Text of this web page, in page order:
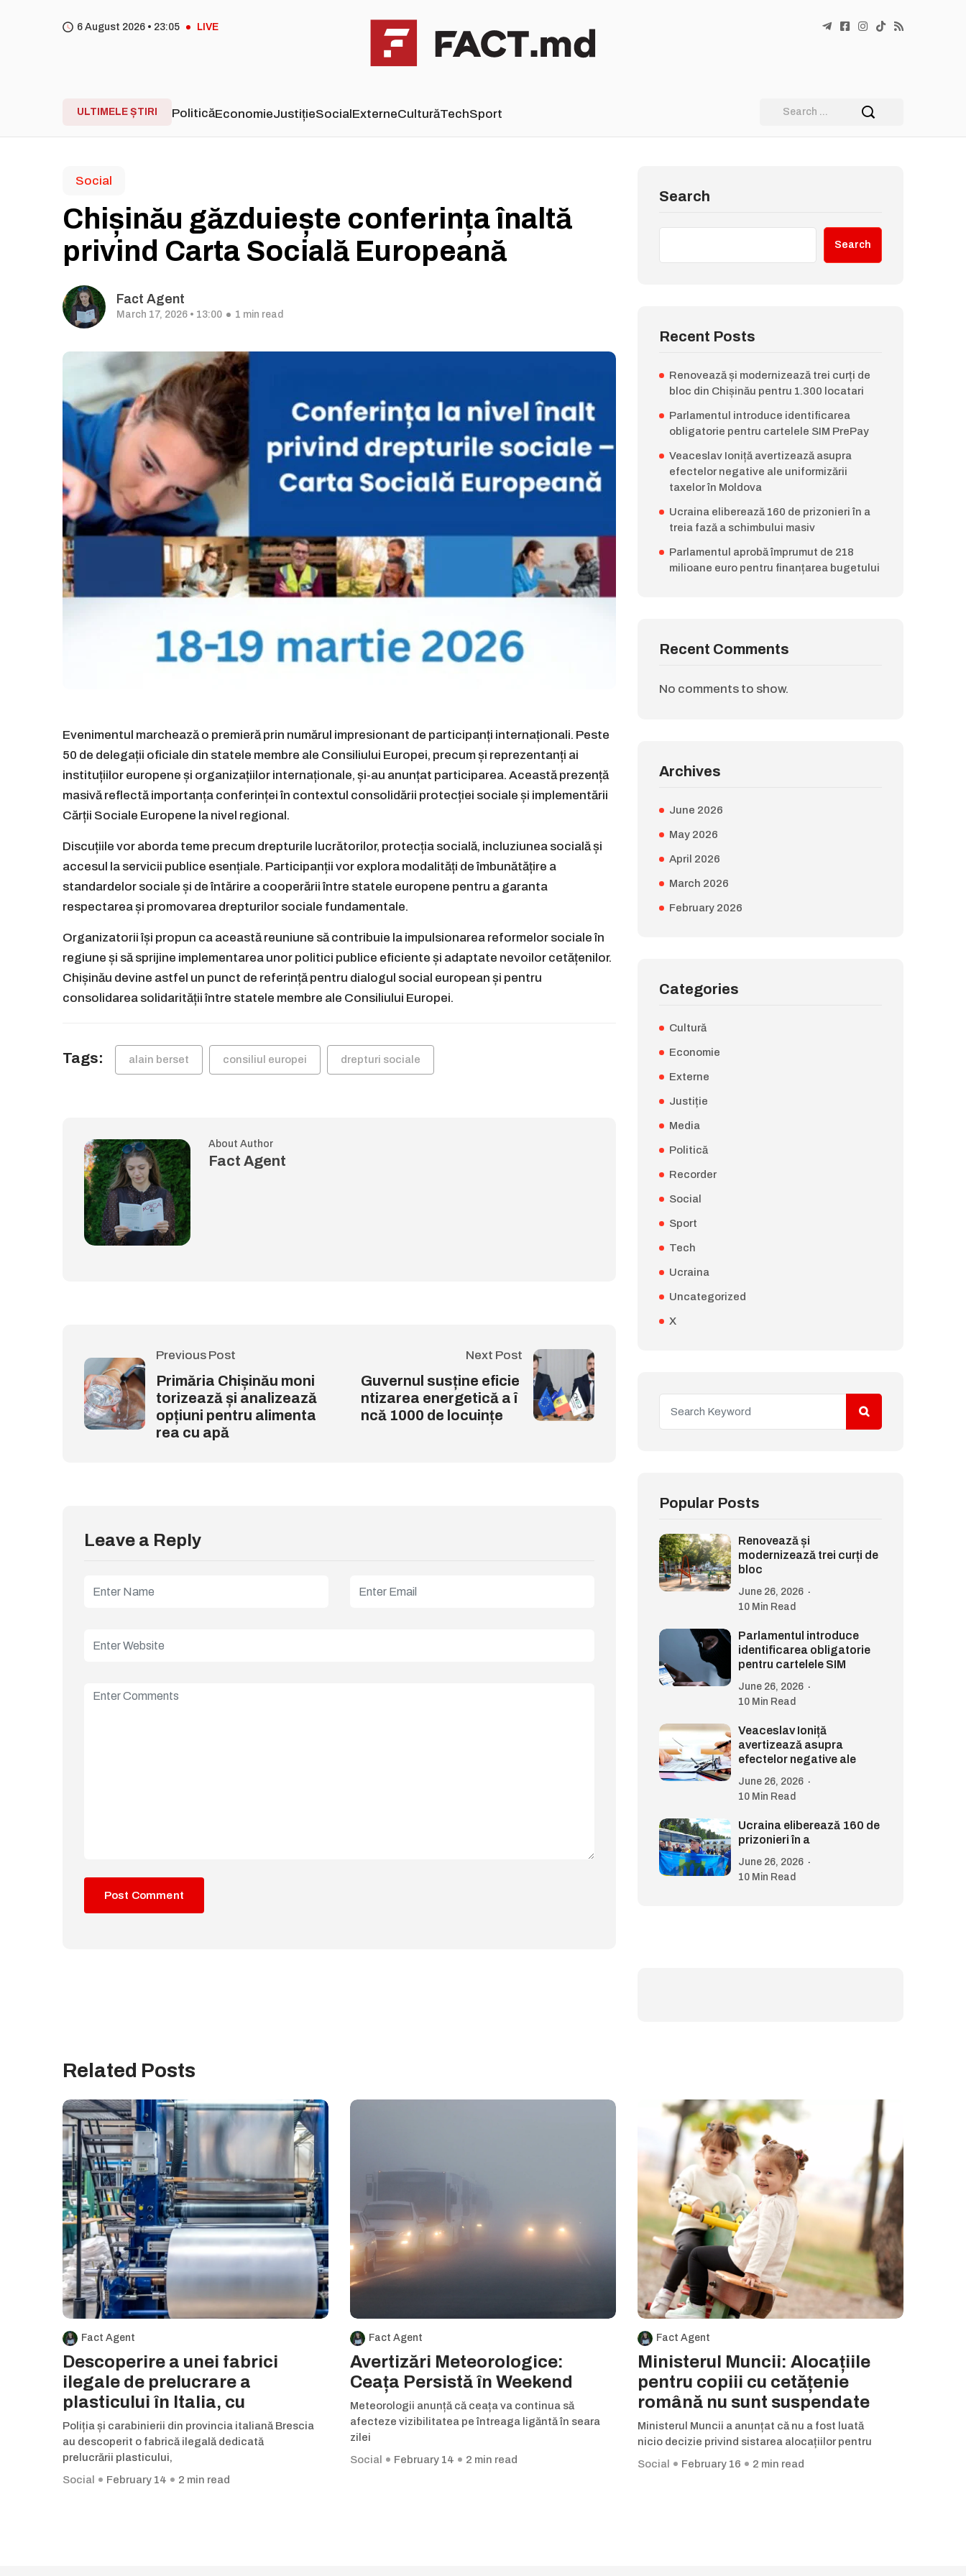
6 August 2026 • 23 05 LIVE
ULTIMELE ȘTIRI PoliticăEconomieJustițieSocialExterneCulturăTechSport
Social
Chișinău găzduiește conferința înaltă
privind Carta Socială Europeană
Fact Agent
March 17, 2026 • 13:00 1 min read
Evenimentul marchează o premieră prin numărul impresionant de participanți internaționali. Peste
50 de delegații oficiale din statele membre ale Consiliului Europei, precum și reprezentanți ai
instituțiilor europene și organizațiilor internaționale, și-au anunțat participarea. Această prezență
masivă reflectă importanța conferinței în contextul consolidării protecției sociale și implementării
Cărții Sociale Europene la nivel regional.
Discuțiile vor aborda teme precum drepturile lucrătorilor, protecția socială, incluziunea socială și
accesul la servicii publice esențiale. Participanții vor explora modalități de îmbunătățire a
standardelor sociale și de întărire a cooperării între statele europene pentru a garanta
respectarea și promovarea drepturilor sociale fundamentale.
Organizatorii își propun ca această reuniune să contribuie la impulsionarea reformelor sociale în
regiune și să sprijine implementarea unor politici publice eficiente și adaptate nevoilor cetățenilor.
Chișinău devine astfel un punct de referință pentru dialogul social european și pentru
consolidarea solidarității între statele membre ale Consiliului Europei.
Tags: alain berset consiliul europei drepturi sociale
About Author
Fact Agent
Previous Post
Primăria Chișinău moni
torizează și analizează
opțiuni pentru alimenta
rea cu apă
Next Post
Guvernul susține eficie
ntizarea energetică a î
ncă 1000 de locuințe
Leave a Reply
Search
Search
Recent Posts
Renovează și modernizează trei curți de
bloc din Chișinău pentru 1.300 locatari
Parlamentul introduce identificarea
obligatorie pentru cartelele SIM PrePay
Veaceslav Ioniță avertizează asupra
efectelor negative ale uniformizării
taxelor în Moldova
Ucraina eliberează 160 de prizonieri în a
treia fază a schimbului masiv
Parlamentul aprobă împrumut de 218
milioane euro pentru finanțarea bugetului
Recent Comments
No comments to show.
Archives
June 2026
May 2026
April 2026
March 2026
February 2026
Categories
Cultură
Economie
Externe
Justiție
Media
Politică
Recorder
Social
Sport
Tech
Ucraina
Uncategorized
X
Popular Posts
Renovează și
modernizează trei curți de
bloc
June 26, 2026
10 Min Read
Parlamentul introduce
identificarea obligatorie
pentru cartelele SIM
June 26, 2026
10 Min Read
Veaceslav Ioniță
avertizează asupra
efectelor negative ale
June 26, 2026
10 Min Read
Ucraina eliberează 160 de
prizonieri în a
June 26, 2026
10 Min Read
Related Posts
Fact Agent
Descoperire a unei fabrici
ilegale de prelucrare a
plasticului în Italia, cu
Poliția și carabinierii din provincia italiană Brescia
au descoperit o fabrică ilegală dedicată
prelucrării plasticului,
Social
February 14 2 min read
Fact Agent
Avertizări Meteorologice:
Ceața Persistă în Weekend
Meteorologii anunță că ceața va continua să
afecteze vizibilitatea pe întreaga ligăntă în seara
zilei
Social
February 14 2 min read
Fact Agent
Ministerul Muncii: Alocațiile
pentru copiii cu cetățenie
română nu sunt suspendate
Ministerul Muncii a anunțat că nu a fost luată
nicio decizie privind sistarea alocațiilor pentru
Social
February 16 2 min read